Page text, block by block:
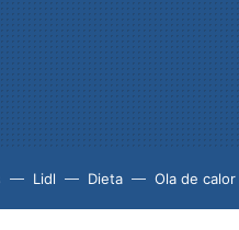
Lidl Dieta Ola de calor